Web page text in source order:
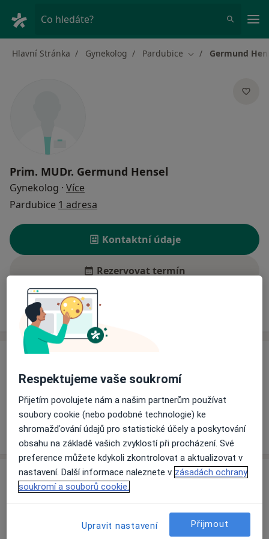
Co hledáte?
Hlavní Stránka Gynekolog Pardubice Změna města
Germund
Prim. MUDr. Germund Hensel
Gynekolog · Více
Pardubice 1 adresa
Kontaktní údaje
Rezervovat termín
Ceník
Informace o službách a cenách nejsou k dispozici
Tento specialista ještě nepřidával žádné informace o
svých službách.
Adresa
Respektujeme vaše soukromí
Přijetím povolujete nám a našim partnerům používat
soubory cookie (nebo podobné technologie) ke
shromažďování údajů pro statistické účely a poskytování
obsahu na základě vašich zvyklostí při procházení. Své
preference můžete kdykoli zkontrolovat a aktualizovat v
nastavení. Další informace naleznete v zásadách ochrany
soukromí a souborů cookie.
Upravit nastavení Přijmout